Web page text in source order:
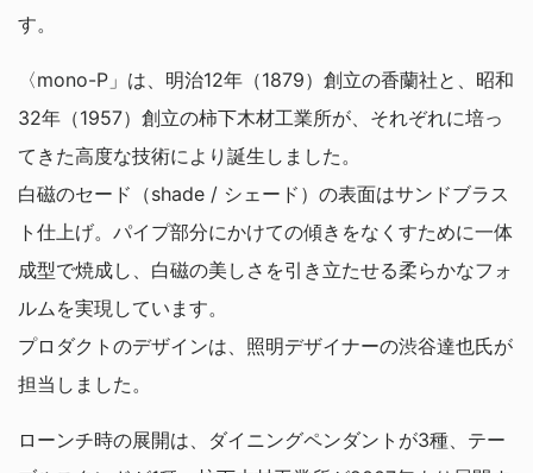
す。
〈mono-P」は、明治12年（1879）創立の香蘭社と、昭和
32年（1957）創立の柿下木材工業所が、それぞれに培っ
てきた高度な技術により誕生しました。
白磁のセード（shade / シェード）の表面はサンドブラス
ト仕上げ。パイプ部分にかけての傾きをなくすために一体
成型で焼成し、白磁の美しさを引き立たせる柔らかなフォ
ルムを実現しています。
プロダクトのデザインは、照明デザイナーの渋谷達也氏が
担当しました。
ローンチ時の展開は、ダイニングペンダントが3種、テー